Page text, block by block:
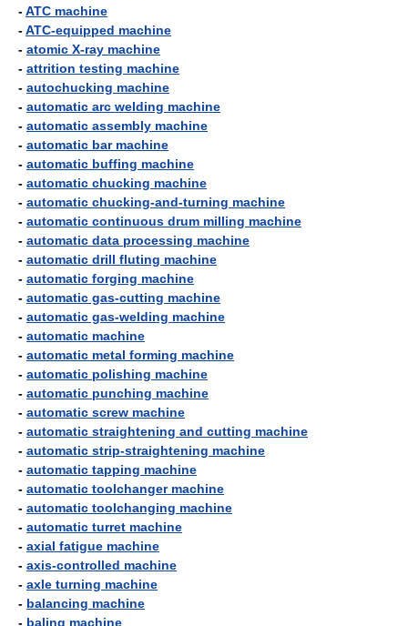
-ATC machine
-ATC-equipped machine
- atomic X-ray machine
- attrition testing machine
- autochucking machine
- automatic arc welding machine
- automatic assembly machine
- automatic bar machine
- automatic buffing machine
- automatic chucking machine
- automatic chucking-and-turning machine
- automatic continuous drum milling machine
- automatic data processing machine
- automatic drill fluting machine
- automatic forging machine
- automatic gas-cutting machine
- automatic gas-welding machine
- automatic machine
- automatic metal forming machine
- automatic polishing machine
- automatic punching machine
- automatic screw machine
- automatic straightening and cutting machine
- automatic strip-straightening machine
- automatic tapping machine
- automatic toolchanger machine
- automatic toolchanging machine
- automatic turret machine
- axial fatigue machine
- axis-controlled machine
- axle turning machine
- balancing machine
- baling machine